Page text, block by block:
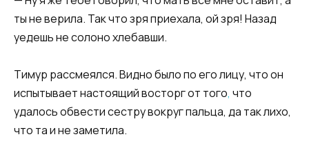
ты не верила. Так что зря приехала, ой зря! Назад
уедешь не солоно хлебавши.
Тимур рассмеялся. Видно было по его лицу, что он
испытывает настоящий восторг от того, что
удалось обвести сестру вокруг пальца, да так лихо,
что та и не заметила.